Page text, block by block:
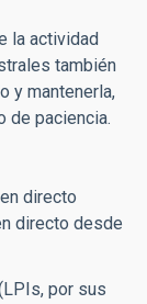
la actividad
también
y mantenerla,
de paciencia.
directo
directo desde
por sus